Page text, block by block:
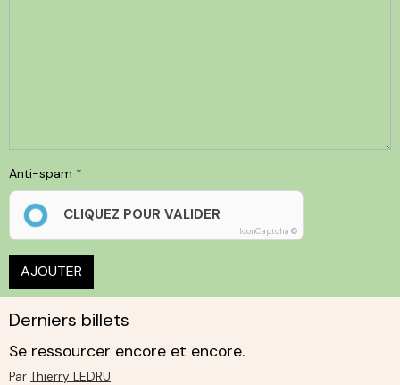
Anti-spam
CLIQUEZ POUR VALIDER
IconCaptcha ©
AJOUTER
Derniers billets
Se ressourcer encore et encore.
Par Thierry LEDRU